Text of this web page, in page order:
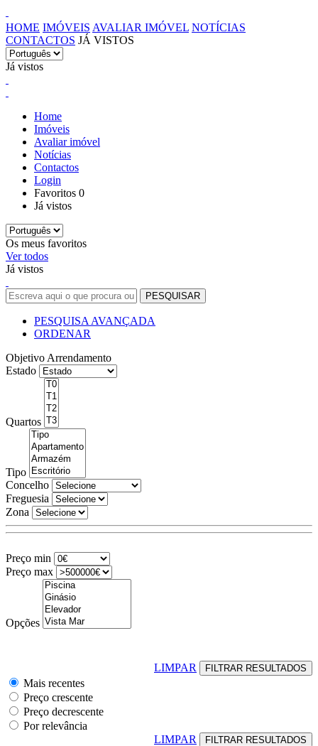
HOME IMÓVEIS AVALIAR IMÓVEL NOTÍCIAS
CONTACTOS JÁ VISTOS
Já vistos
Home
Imóveis
Avaliar imóvel
Notícias
Contactos
Login
Favoritos 0
Já vistos
Os meus favoritos
Ver todos
Já vistos
PESQUISA AVANÇADA
ORDENAR
Objetivo Arrendamento
Estado
Quartos
Tipo
Concelho
Freguesia
Zona
Preço min
Preço max
Opções
LIMPAR
Mais recentes
Preço crescente
Preço decrescente
Por relevância
LIMPAR